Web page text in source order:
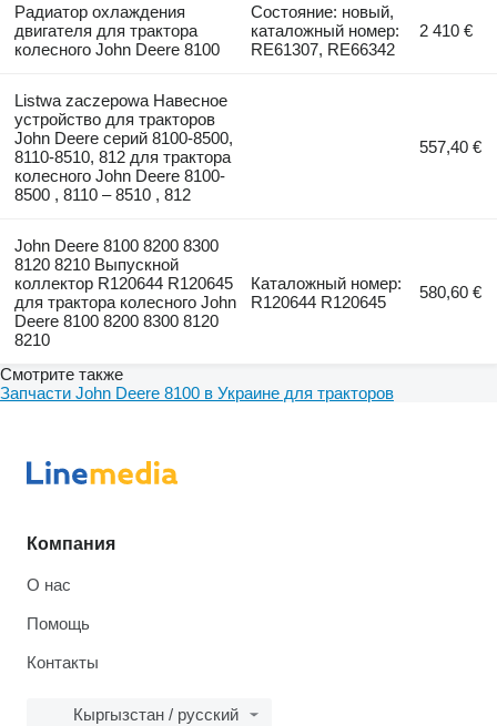
Радиатор охлаждения
двигателя для трактора
колесного John Deere 8100
Состояние: новый,
каталожный номер:
RE61307, RE66342
2 410 €
Listwa zaczepowa Навесное
устройство для тракторов
John Deere серий 8100-8500,
8110-8510, 812 для трактора
колесного John Deere 8100-
8500 , 8110 – 8510 , 812
557,40 €
John Deere 8100 8200 8300
8120 8210 Выпускной
коллектор R120644 R120645
для трактора колесного John
Deere 8100 8200 8300 8120
8210
Каталожный номер:
R120644 R120645
580,60 €
Смотрите также
Запчасти John Deere 8100 в Украине для тракторов
Компания
О нас
Помощь
Контакты
Кыргызстан / русский